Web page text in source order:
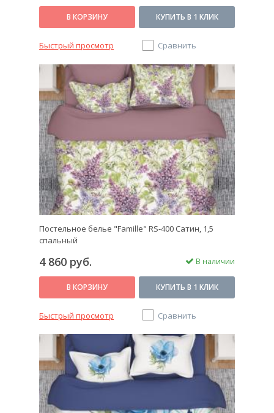
В КОРЗИНУ КУПИТЬ В 1 КЛИК
Быстрый просмотр Сравнить
Постельное белье "Famille" RS-400 Сатин, 1,5
спальный
4 860 руб. В наличии
В КОРЗИНУ КУПИТЬ В 1 КЛИК
Быстрый просмотр Сравнить